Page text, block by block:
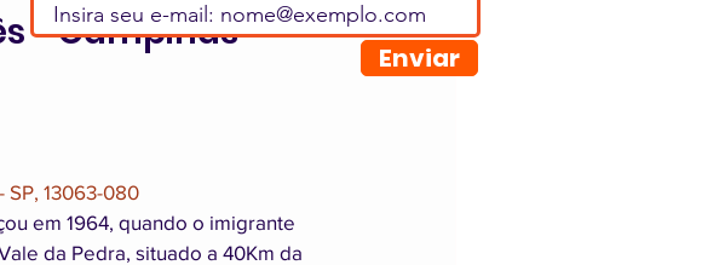
- Campinas
SP, 13063-080
em 1964, quando o imigrante
da Pedra, situado a 40Km da
Enviar